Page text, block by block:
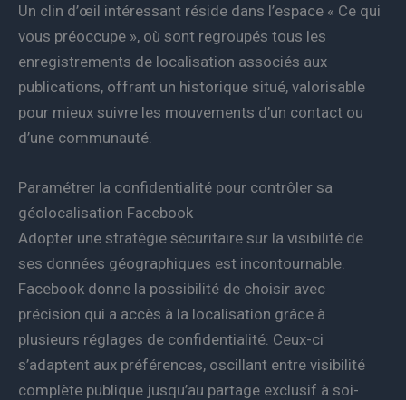
Un clin d’œil intéressant réside dans l’espace « Ce qui
vous préoccupe », où sont regroupés tous les
enregistrements de localisation associés aux
publications, offrant un historique situé, valorisable
pour mieux suivre les mouvements d’un contact ou
d’une communauté.
Paramétrer la confidentialité pour contrôler sa
géolocalisation Facebook
Adopter une stratégie sécuritaire sur la visibilité de
ses données géographiques est incontournable.
Facebook donne la possibilité de choisir avec
précision qui a accès à la localisation grâce à
plusieurs réglages de confidentialité. Ceux-ci
s’adaptent aux préférences, oscillant entre visibilité
complète publique jusqu’au partage exclusif à soi-